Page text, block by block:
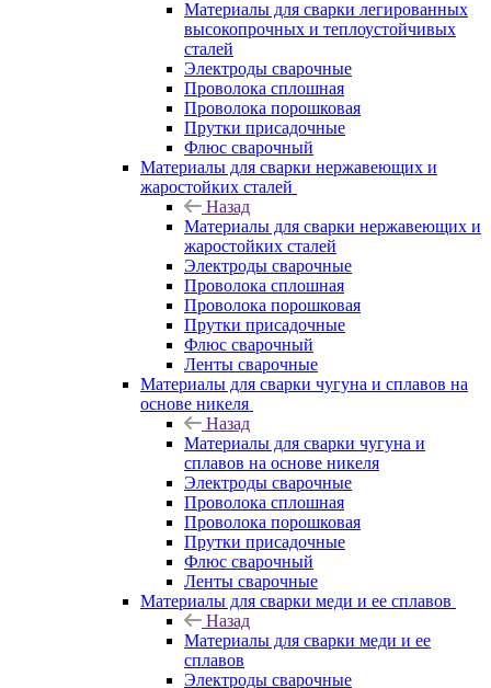
Материалы для сварки легированных
высокопрочных и теплоустойчивых
сталей
Электроды сварочные
Проволока сплошная
Проволока порошковая
Прутки присадочные
Флюс сварочный
Материалы для сварки нержавеющих и
жаростойких сталей
Назад
Материалы для сварки нержавеющих и
жаростойких сталей
Электроды сварочные
Проволока сплошная
Проволока порошковая
Прутки присадочные
Флюс сварочный
Ленты сварочные
Материалы для сварки чугуна и сплавов на
основе никеля
Назад
Материалы для сварки чугуна и
сплавов на основе никеля
Электроды сварочные
Проволока сплошная
Проволока порошковая
Прутки присадочные
Флюс сварочный
Ленты сварочные
Материалы для сварки меди и ее сплавов
Назад
Материалы для сварки меди и ее
сплавов
Электроды сварочные